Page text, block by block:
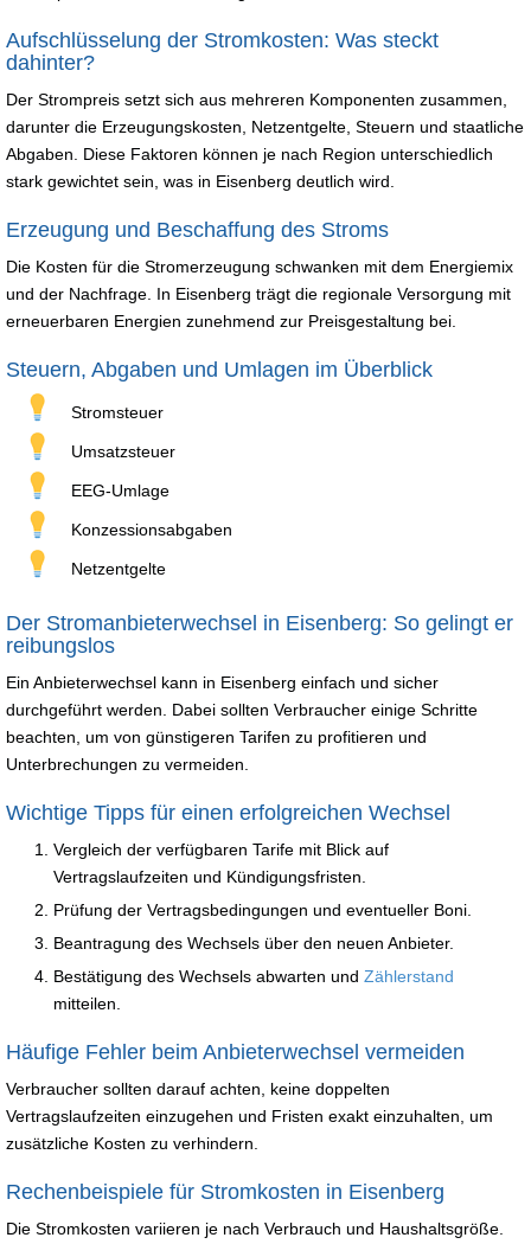
Aufschlüsselung der Stromkosten: Was steckt
dahinter?
Der Strompreis setzt sich aus mehreren Komponenten zusammen,
darunter die Erzeugungskosten, Netzentgelte, Steuern und staatliche
Abgaben. Diese Faktoren können je nach Region unterschiedlich
stark gewichtet sein, was in Eisenberg deutlich wird.
Erzeugung und Beschaffung des Stroms
Die Kosten für die Stromerzeugung schwanken mit dem Energiemix
und der Nachfrage. In Eisenberg trägt die regionale Versorgung mit
erneuerbaren Energien zunehmend zur Preisgestaltung bei.
Steuern, Abgaben und Umlagen im Überblick
Stromsteuer
Umsatzsteuer
EEG-Umlage
Konzessionsabgaben
Netzentgelte
Der Stromanbieterwechsel in Eisenberg: So gelingt er
reibungslos
Ein Anbieterwechsel kann in Eisenberg einfach und sicher
durchgeführt werden. Dabei sollten Verbraucher einige Schritte
beachten, um von günstigeren Tarifen zu profitieren und
Unterbrechungen zu vermeiden.
Wichtige Tipps für einen erfolgreichen Wechsel
Vergleich der verfügbaren Tarife mit Blick auf
Vertragslaufzeiten und Kündigungsfristen.
Prüfung der Vertragsbedingungen und eventueller Boni.
Beantragung des Wechsels über den neuen Anbieter.
Bestätigung des Wechsels abwarten und Zählerstand
mitteilen.
Häufige Fehler beim Anbieterwechsel vermeiden
Verbraucher sollten darauf achten, keine doppelten
Vertragslaufzeiten einzugehen und Fristen exakt einzuhalten, um
zusätzliche Kosten zu verhindern.
Rechenbeispiele für Stromkosten in Eisenberg
Die Stromkosten variieren je nach Verbrauch und Haushaltsgröße.